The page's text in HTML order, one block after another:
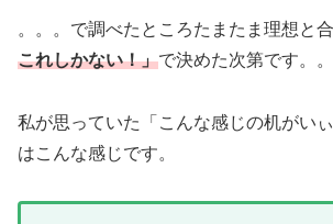
。。。で調べたところたまたま理想と合
これしかない！」で決めた次第です。
私が思っていた「こんな感じの机がい
はこんな感じです。